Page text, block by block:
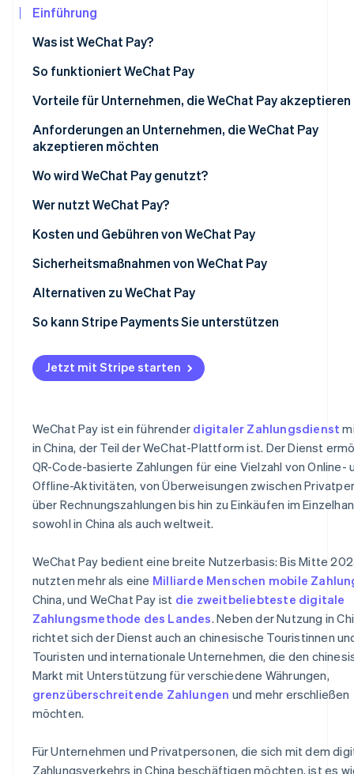
Start-up-Gründung
Climate
Identity
Stripe-Sessions 2026
Erfahren Sie, wie Stripe Lösungen für die
Jetzt ansehen
Partner
Einführung
Was ist WeChat Pay?
So funktioniert WeChat Pay
Einleitung einer Transaktion und Routing
Datensicherheit
Gebührenstruktur
Zahlungsabwicklung und Clearing
Transaktionsdaten und Einblicke
Vorteile für Unternehmen, die WeChat Pay akzeptieren
Gesteigerte Kundenerreichbarkeit
Verbesserte Transaktionsgeschwindigkeit
Besserer Zugang zu Kundendaten
Erweiterte Integration mit anderen Plattformen
Verbesserte Genauigkeit bei der Buchhaltung
Unterstützte Marketing- und
Möglichkeit, Kundinnen und Kunden in Echtzeit zu
Anforderungen an Unternehmen, die WeChat Pay
akzeptieren möchten
Rechtliche und bankrechtliche Einrichtung
Technische Integration
Compliance und Einsatzbereitschaft
Kundenservice und Marktkenntnis
Wo wird WeChat Pay genutzt?
Wer nutzt WeChat Pay?
Unternehmen
Kundinnen und Kunden
Kosten und Gebühren von WeChat Pay
Unternehmen
Kundinnen und Kunden
Sicherheitsmaßnahmen von WeChat Pay
Alternativen zu WeChat Pay
So kann Stripe Payments Sie unterstützen
Jetzt mit Stripe starten
WeChat Pay ist ein führender digitaler Zahlungsdienst
in China, der Teil der WeChat-Plattform ist. Der Dienst
QR-Code-basierte Zahlungen für eine Vielzahl von Online-
Offline-Aktivitäten, von Überweisungen zwischen
über Rechnungszahlungen bis hin zu Einkäufen im
sowohl in China als auch weltweit.
WeChat Pay bedient eine breite Nutzerbasis: Bis Mitte
nutzten mehr als eine Milliarde Menschen mobile
China, und WeChat Pay ist die zweitbeliebteste digitale
Zahlungsmethode des Landes. Neben der Nutzung in
richtet sich der Dienst auch an chinesische Touristinnen
Touristen und internationale Unternehmen, die den
Markt mit Unterstützung für verschiedene Währungen,
grenzüberschreitende Zahlungen und mehr erschließen
möchten.
Für Unternehmen und Privatpersonen, die sich mit dem
Zahlungsverkehrs in China beschäftigen möchten, ist es